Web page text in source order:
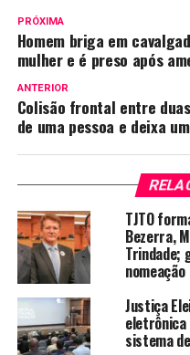
PRÓXIMA
Homem briga em
mulher e é preso após
ANTERIOR
Colisão frontal entre
de uma pessoa e deixa
TJTO
Bezerra,
Trindade;
nomeação
Justiça
eletrônica
sistema